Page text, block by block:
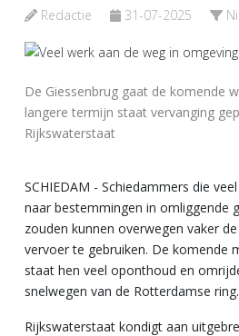
Redactie 31-07-2025
De Giessenbrug gaat de komende
langere termijn staat vervanging
Rijkswaterstaat
SCHIEDAM - Schiedammers die
naar bestemmingen in omliggende
zouden kunnen overwegen vaker
vervoer te gebruiken. De komende
staat hen veel oponthoud en
snelwegen van de Rotterdamse ring.
Rijkswaterstaat kondigt aan